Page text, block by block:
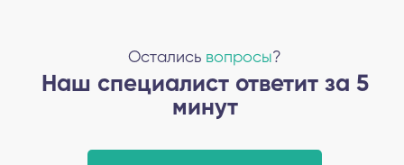
Остались вопросы?
Наш специалист ответит за 5
минут